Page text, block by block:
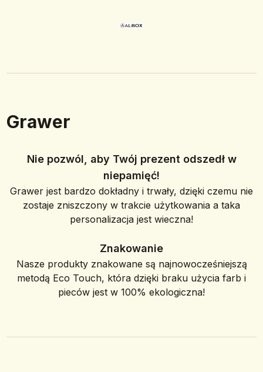
Grawer
Nie pozwól, aby Twój prezent odszedł w
niepamięć!
Grawer jest bardzo dokładny i trwały, dzięki czemu nie
zostaje zniszczony w trakcie użytkowania a taka
personalizacja jest wieczna!
Znakowanie
Nasze produkty znakowane są najnowocześniejszą
metodą Eco Touch, która dzięki braku użycia farb i
pieców jest w 100% ekologiczna!